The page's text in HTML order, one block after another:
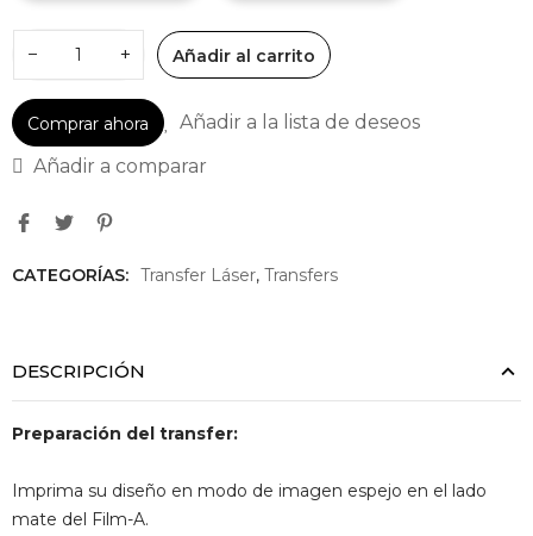
− + Añadir al carrito
Comprar ahora
Añadir a la lista de deseos
Añadir a comparar
CATEGORÍAS: Transfer Láser, Transfers
DESCRIPCIÓN
Preparación del transfer:
Imprima su diseño en modo de imagen espejo en el lado
mate del Film-A.